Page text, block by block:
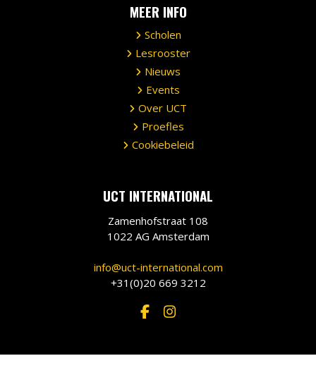
MEER INFO
Scholen
Lesrooster
Nieuws
Events
Over UCT
Proefles
Cookiebeleid
UCT INTERNATIONAL
Zamenhofstraat 108
1022 AG Amsterdam
info@uct-international.com
+31(0)20 669 3212